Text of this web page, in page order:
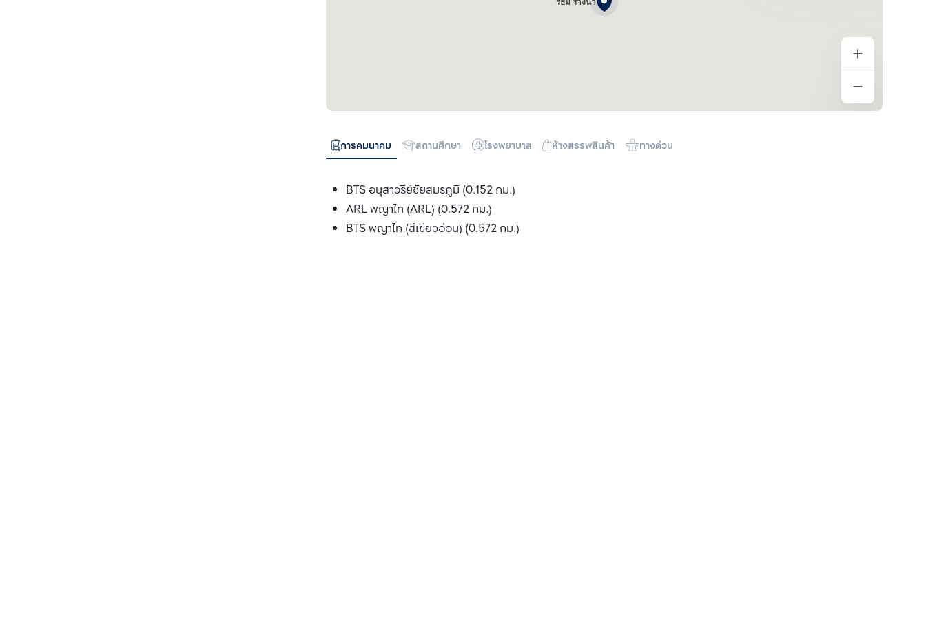
ริธึ่ม รางน้ำ
การคมนาคม สถานศึกษา โรงพยาบาล ห้างสรรพสินค้า ทางด่วน
BTS อนุสาวรีย์ชัยสมรภูมิ (0.152 กม.)
ARL พญาไท (ARL) (0.572 กม.)
BTS พญาไท (สีเขียวอ่อน) (0.572 กม.)